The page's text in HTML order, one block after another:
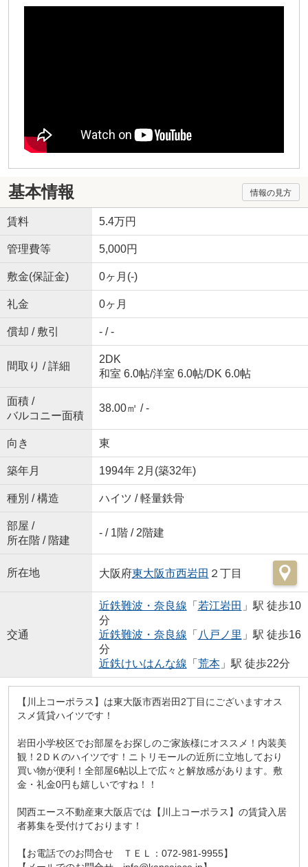
基本情報 情報の見方
賃料 5.4万円
管理費等 5,000円
敷金(保証金) 0ヶ月(-)
礼金 0ヶ月
償却 / 敷引 - / -
間取り / 詳細
2DK
和室 6.0帖/洋室 6.0帖/DK 6.0帖
面積 /
バルコニー面積
38.00㎡ / -
向き 東
築年月 1994年 2月(築32年)
種別 / 構造 ハイツ / 軽量鉄骨
部屋 /
所在階 / 階建
- / 1階 / 2階建
所在地 大阪府東大阪市西岩田 ２丁目
交通
近鉄難波・奈良線 「 若江岩田 」駅 徒歩10
分
近鉄難波・奈良線 「 八戸ノ里 」駅 徒歩16
分
近鉄けいはんな線 「 荒本」駅 徒歩22分
【川上コーポラス】は東大阪市西岩田2丁目にございますオス
スメ賃貸ハイツです！
岩田小学校区でお部屋をお探しのご家族様にオススメ！内装美
観！2ＤＫのハイツです！ニトリモールの近所に立地しており
買い物が便利！全部屋6帖以上で広々と解放感があります。敷
金・礼金0円も嬉しいですね！！
関西エース不動産東大阪店では【川上コーポラス】の賃貸入居
者募集を受付けております！
【お電話でのお問合せ ＴＥＬ：072-981-9955】